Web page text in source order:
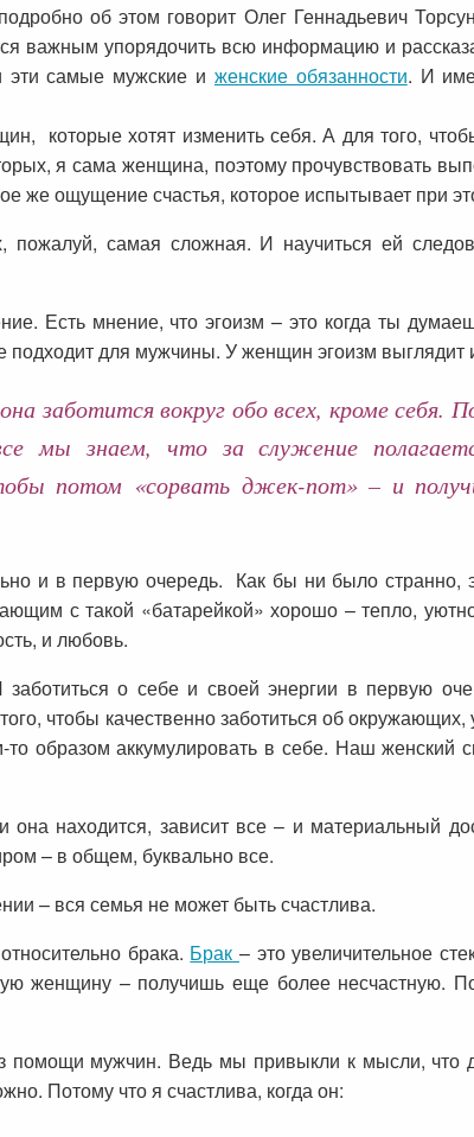
об этом говорит Олег Геннадьевич
важным упорядочить всю информацию и
эти самые мужские и женские обязанности. И
которые хотят изменить себя. А для того,
я сама женщина, поэтому прочувствовать
же ощущение счастья, которое испытывает при
самая сложная. И научиться ей
Есть мнение, что эгоизм – это когда ты
подходит для мужчины. У женщин эгоизм выглядит
заботится вокруг обо всех, кроме себя.
мы знаем, что за служение
потом «сорвать джек-пот» – и
и в первую очередь. Как бы ни было странно,
с такой «батарейкой» хорошо – тепло,
и любовь.
о себе и своей энергии в первую
чтобы качественно заботиться об
образом аккумулировать в себе. Наш женский
она находится, зависит все – и материальный
– в общем, буквально все.
– вся семья не может быть счастлива.
брака. Брак – это увеличительное
женщину – получишь еще более несчастную.
помощи мужчин. Ведь мы привыкли к мысли, что
Потому что я счастлива, когда он: